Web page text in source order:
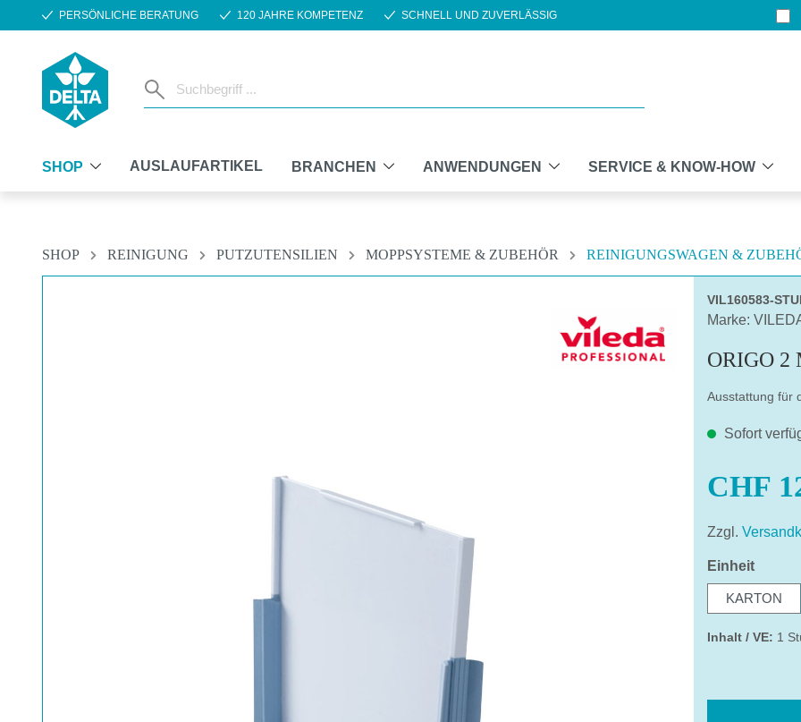
Hauptinhalt springen
Zur Suche springen
Zur Hauptnavigation springen
PERSÖNLICHE BERATUNG 120 JAHRE KOMPETENZ SCHNELL UND ZUVERLÄSSIG
SHOP AUSLAUFARTIKEL BRANCHEN ANWENDUNGEN SERVICE & KNOW-HOW
SHOP REINIGUNG PUTZUTENSILIEN MOPPSYSTEME & ZUBEHÖR
REINIGUNGSWAGEN &
VIL160583-
Marke:
ORIGO 2
Ausstattung für
Sofort
CHF
Zzgl.
Einheit
KARTON
Inhalt / VE: 1